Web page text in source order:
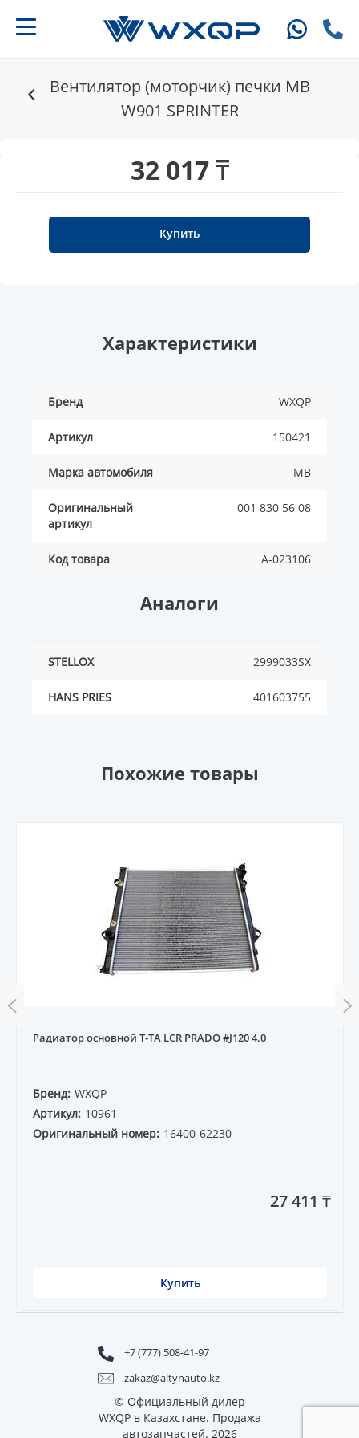
Вентилятор (моторчик) печки MB
W901 SPRINTER
32 017 ₸
Купить
Характеристики
Бренд WXQP
Артикул 150421
Марка автомобиля MB
Оригинальный
артикул
001 830 56 08
Код товара A-023106
Аналоги
STELLOX 2999033SX
HANS PRIES 401603755
Похожие товары
Радиатор основной T-TA LCR PRADO #J120 4.0
Бренд: WXQP
Артикул: 10961
Оригинальный номер: 16400-62230
27 411 ₸
Купить
+7 (777) 508-41-97
zakaz@altynauto.kz
© Официальный дилер
WXQP в Казахстане. Продажа
автозапчастей. 2026